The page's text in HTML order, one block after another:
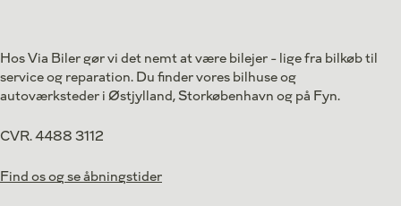
Hos Via Biler gør vi det nemt at være bilejer - lige fra bilkøb til
service og reparation. Du finder vores bilhuse og
autoværksteder i Østjylland, Storkøbenhavn og på Fyn.
CVR. 4488 3112
Find os og se åbningstider